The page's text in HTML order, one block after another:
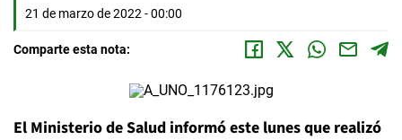
21 de marzo de 2022 - 00:00
Comparte esta nota:
El Ministerio de Salud informó este lunes que realizó